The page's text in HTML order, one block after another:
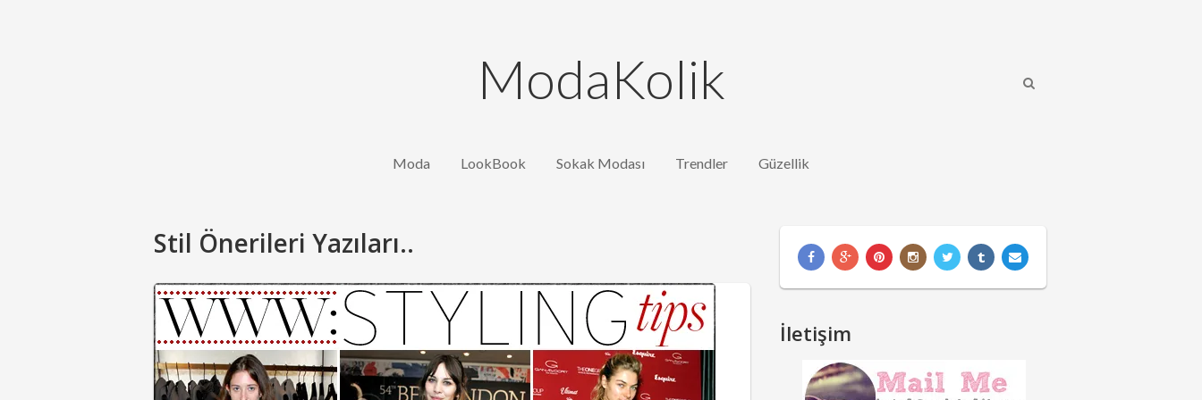
ModaKolik
Moda LookBook Sokak Modası Trendler Güzellik
Stil Önerileri Yazıları..
İletişim